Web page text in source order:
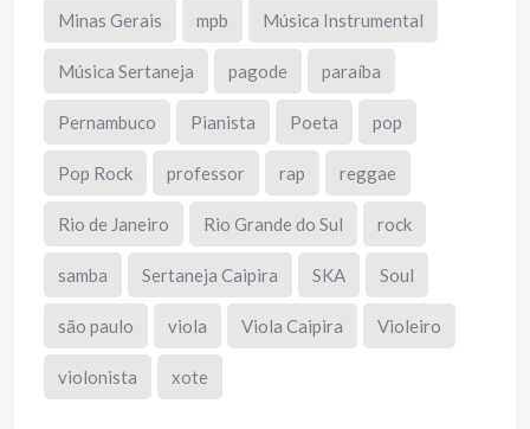
Minas Gerais mpb Música Instrumental
Música Sertaneja pagode paraíba
Pernambuco Pianista Poeta pop
Pop Rock professor rap reggae
Rio de Janeiro Rio Grande do Sul rock
samba Sertaneja Caipira SKA Soul
são paulo viola Viola Caipira Violeiro
violonista xote